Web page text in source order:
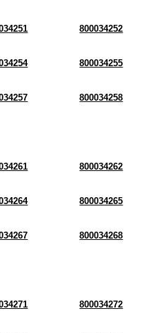
800034252
800034255
800034258
800034262
800034265
800034268
800034272